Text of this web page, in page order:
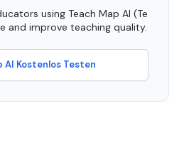
using Teach Map AI (Te
and improve teaching quality.
AI Kostenlos Testen